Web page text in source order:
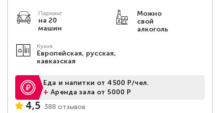
Паркинг
на 20
машин
Можно
свой
алкоголь
Кухня
Европейская, русская,
кавказская
Еда и напитки от 4500 Р/чел.
+Аренда зала от 5000 Р
4,5 388 отзывов